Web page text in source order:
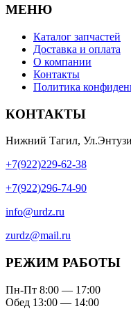
МЕНЮ
Каталог запчастей
Доставка и оплата
О компании
Контакты
Политика
КОНТАКТЫ
Нижний Тагил,
+7(922)229-62-38
+7(922)296-74-90
info@urdz.ru
zurdz@mail.ru
РЕЖИМ РАБОТЫ
Пн-Пт 8:00 — 17:00
Обед 13:00 — 14:00